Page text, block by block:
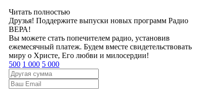
Читать полностью
Друзья! Поддержите выпуски новых программ Радио
ВЕРА!
Вы можете стать попечителем радио, установив
ежемесячный платеж. Будем вместе свидетельствовать
миру о Христе, Его любви и милосердии!
500 1 000 5 000